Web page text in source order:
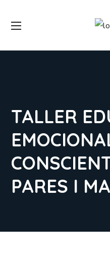
TALLER
PARES I